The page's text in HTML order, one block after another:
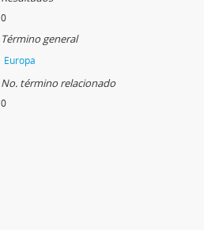
0
Término general
Europa
No. término relacionado
0